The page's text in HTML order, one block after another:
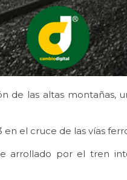
de las altas montañas,
el cruce de las vías
arrollado por el tren